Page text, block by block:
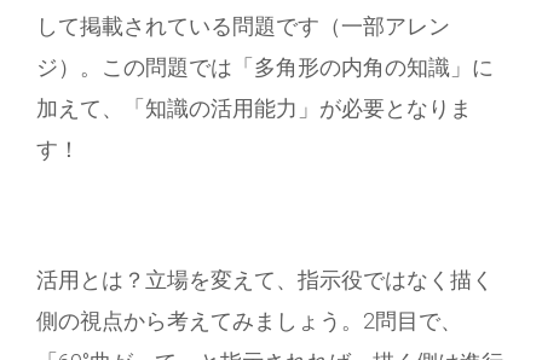
して掲載されている問題です（一部アレン
ジ）。 この問題では「多角形の内角の知識」に
加えて、「知識の活用能力」が必要となりま
す！
活用とは？立場を変えて、指示役ではなく描く
側の視点から考えてみましょう。2問目で、